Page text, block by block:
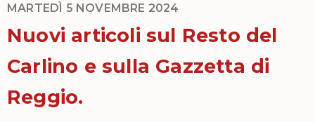
MARTEDÌ 5 NOVEMBRE 2024
Nuovi articoli sul Resto del
Carlino e sulla Gazzetta di
Reggio.